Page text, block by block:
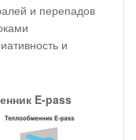
и перепадов
и
E-pass